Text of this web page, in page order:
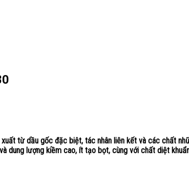
từ dầu gốc đặc biệt, tác nhân liên kết và các chất
dung lượng kiềm cao, ít tạo bọt, cùng với chất diệt